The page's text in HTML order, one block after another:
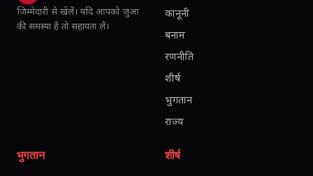
जिम्मेदारी से खेलें। यदि आपको जुआ
की समस्या है तो सहायता लें।
कानूनी
बनाम
रणनीति
शीर्ष
भुगतान
राज्य
भुगतान शीर्ष